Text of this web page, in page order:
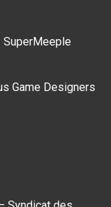
Game Designers